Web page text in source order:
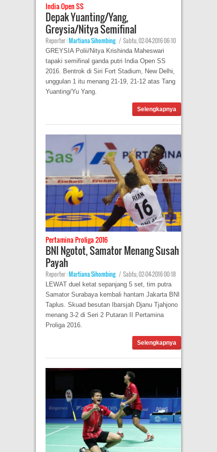
India Open SS
Depak Yuanting/Yang,
Greysia/Nitya Semifinal
Reporter :Martiana Sihombing | Sabtu, 02-04-2016 06:10
GREYSIA Polii/Nitya Krishinda Maheswari
tapaki semifinal ganda putri India Open SS
2016. Bentrok di Siri Fort Stadium, New Delhi,
unggulan 1 itu menang 21-19, 21-12 atas Tang
Yuanting/Yu Yang.
Selengkapnya
Pertamina Proliga 2016
BNI Ngotot, Samator Menang Susah
Payah
Reporter :Martiana Sihombing | Sabtu, 02-04-2016 00:18
LEWAT duel ketat sepanjang 5 set, tim putra
Samator Surabaya kembali hantam Jakarta BNI
Taplus. Skuad besutan Ibarsjah Djanu Tjahjono
menang 3-2 di Seri 2 Putaran II Pertamina
Proliga 2016.
Selengkapnya